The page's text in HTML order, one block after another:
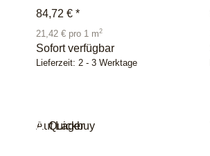
84,72 € *
21,42 € pro 1 m2
Sofort verfügbar
Lieferzeit: 2 - 3 Werktage
Quickbuy
Auf Lager